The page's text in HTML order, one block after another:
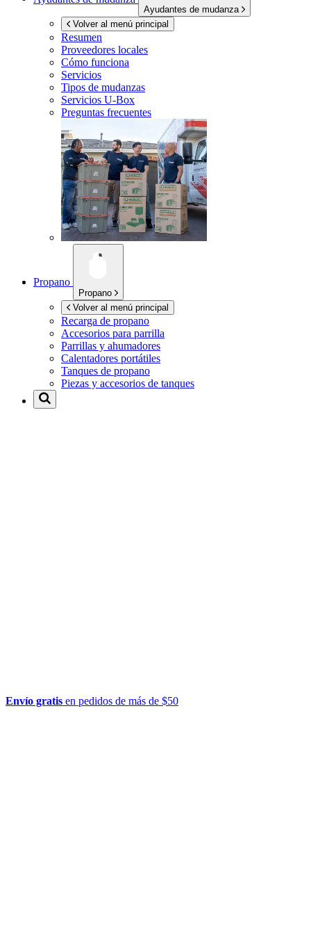
Ayudantes de mudanza
Volver al menú principal
Resumen
Proveedores locales
Cómo funciona
Servicios
Tipos de mudanzas
Servicios U-Box
Preguntas frecuentes
Propano
Propano
Volver al menú principal
Recarga de propano
Accesorios para parrilla
Parrillas y ahumadores
Calentadores portátiles
Tanques de propano
Piezas y accesorios de tanques
Envío gratis en pedidos de más de $50